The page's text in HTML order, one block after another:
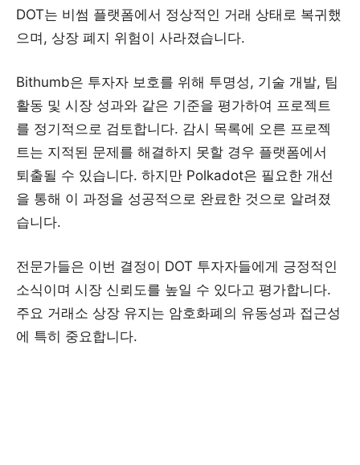
DOT는 비썸 플랫폼에서 정상적인 거래 상태로 복귀했
으며, 상장 폐지 위험이 사라졌습니다.
Bithumb은 투자자 보호를 위해 투명성, 기술 개발, 팀
활동 및 시장 성과와 같은 기준을 평가하여 프로젝트
를 정기적으로 검토합니다. 감시 목록에 오른 프로젝
트는 지적된 문제를 해결하지 못할 경우 플랫폼에서
퇴출될 수 있습니다. 하지만 Polkadot은 필요한 개선
을 통해 이 과정을 성공적으로 완료한 것으로 알려졌
습니다.
전문가들은 이번 결정이 DOT 투자자들에게 긍정적인
소식이며 시장 신뢰도를 높일 수 있다고 평가합니다.
주요 거래소 상장 유지는 암호화폐의 유동성과 접근성
에 특히 중요합니다.